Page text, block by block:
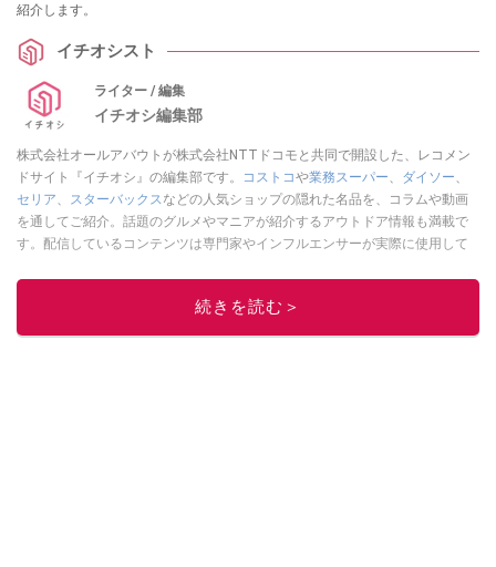
紹介します。
イチオシスト
ライター / 編集
イチオシ編集部
株式会社オールアバウトが株式会社NTTドコモと共同で開設した、レコメン
ドサイト『イチオシ』の編集部です。
コストコや業務スーパー ダイソー
セリア
スターバックス などの人気ショップの隠れた名品を、コラムや動画
を通してご紹介。話題のグルメやマニアが紹介するアウトドア情報も満載で
す。配信しているコンテンツは専門家やインフルエンサーが実際に使用して
ニュースでフォロー
続きを読む＞